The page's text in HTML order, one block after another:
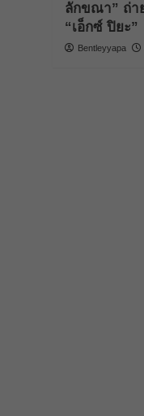
ลักขณา” ถ่า
“เอ็กซ์ ปิยะ”
Bentleyyapa